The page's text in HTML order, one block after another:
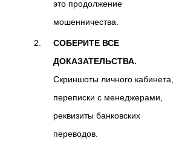
это продолжение
мошенничества.
СОБЕРИТЕ ВСЕ
ДОКАЗАТЕЛЬСТВА.
Скриншоты личного кабинета,
переписки с менеджерами,
реквизиты банковских
переводов.